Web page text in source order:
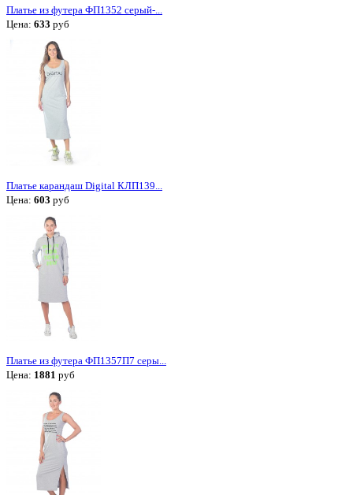
Платье из футера ФП1352 серый-...
Цена: 633 руб
Платье карандаш Digital КЛП139...
Цена: 603 руб
Платье из футера ФП1357П7 серы...
Цена: 1881 руб